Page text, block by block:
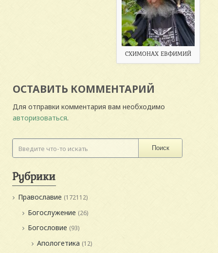
СХИМОНАХ ЕВФИМИЙ
ОСТАВИТЬ КОММЕНТАРИЙ
Для отправки комментария вам необходимо
авторизоваться.
Поиск
Рубрики
Православие (172112)
Богослужение (26)
Богословие (93)
Апологетика (12)